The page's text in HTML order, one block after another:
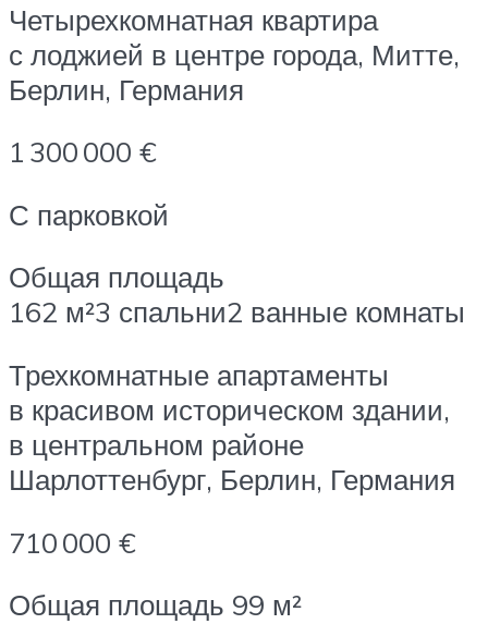
Четырехкомнатная квартира
с лоджией в центре города, Митте,
Берлин, Германия
1 300 000 €
С парковкой
Общая площадь
162 м²3 спальни2 ванные комнаты
Трехкомнатные апартаменты
в красивом историческом здании,
в центральном районе
Шарлоттенбург, Берлин, Германия
710 000 €
Общая площадь 99 м²